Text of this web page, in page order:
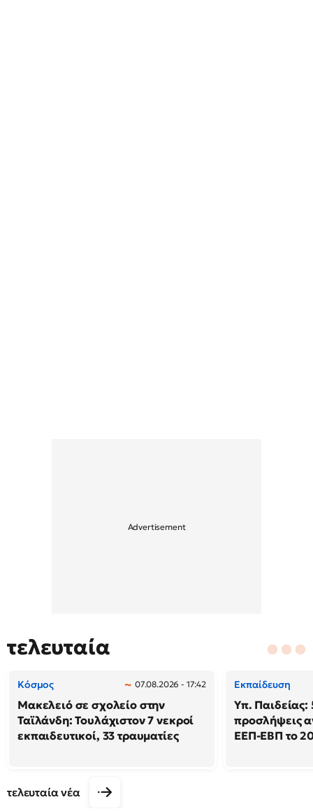
τελευταία
Κόσμος 07.08.2026 - 17:42
Μακελειό σε σχολείο στην
Ταϊλάνδη: Τουλάχιστον 7 νεκροί
εκπαιδευτικοί, 33 τραυματίες
Εκπαίδευση
Υπ. Παιδείας:
προσλήψεις
ΕΕΠ-ΕΒΠ το
τελευταία νέα